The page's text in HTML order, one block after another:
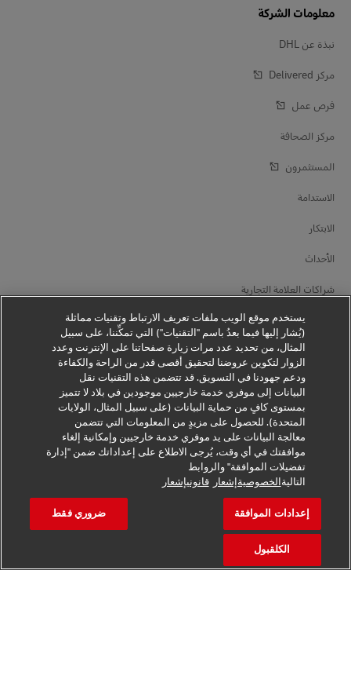
معلومات الشركة
نبذة عن DHL
مركز Delivered‎
فرص عمل
مركز الصحافة
المستثمرون
الاستدامة
الابتكار
الأحداث
شراكات العلامة التجارية
توعية بشأن أساليب الغش
إخطار قانوني
شروط الاستخدام
إخطار الخصوصية
معلومات إضافية
إعدادات ملفات تعريف الارتباط
يستخدم موقع الويب ملفات تعريف الارتباط وتقنيات مماثلة
(يُشار إليها فيما بعدُ باسم "التقنيات") التي تمكِّننا، على سبيل
المثال، من تحديد عدد مرات زيارة صفحاتنا على الإنترنت وعدد
الزوار لتكوين عروضنا لتحقيق أقصى قدر من الراحة والكفاءة
ودعم جهودنا في التسويق. قد تتضمن هذه التقنيات نقل
البيانات إلى موفري خدمة خارجيين موجودين في بلاد لا تتميز
بمستوى كافٍ من حماية البيانات (على سبيل المثال، الولايات
المتحدة). للحصول على مزيدٍ من المعلومات التي تتضمن
معالجة البيانات على يد موفري خدمة خارجيين وإمكانية إلغاء
موافقتك في أي وقت، يُرجى الاطلاع على إعداداتك ضمن "إدارة
تفضيلات الموافقة" والروابط
التالية الخصوصيةإشعار قانونيإشعار
إعدادات الموافقة ضروري فقط
الكلقبول